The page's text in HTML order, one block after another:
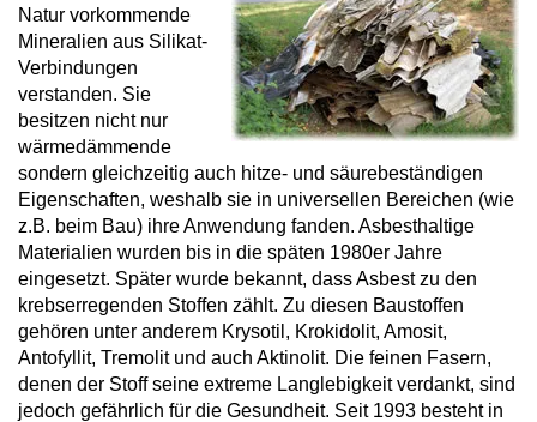
Natur vorkommende
Mineralien aus Silikat-
Verbindungen
verstanden. Sie
besitzen nicht nur
wärmedämmende
sondern gleichzeitig auch hitze- und säurebeständigen
Eigenschaften, weshalb sie in universellen Bereichen (wie
z.B. beim Bau) ihre Anwendung fanden. Asbesthaltige
Materialien wurden bis in die späten 1980er Jahre
eingesetzt. Später wurde bekannt, dass Asbest zu den
krebserregenden Stoffen zählt. Zu diesen Baustoffen
gehören unter anderem Krysotil, Krokidolit, Amosit,
Antofyllit, Tremolit und auch Aktinolit. Die feinen Fasern,
denen der Stoff seine extreme Langlebigkeit verdankt, sind
jedoch gefährlich für die Gesundheit. Seit 1993 besteht in